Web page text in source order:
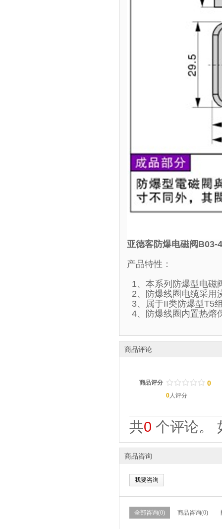
亚德客防爆电磁阀B03-
产品特性：
1、本系列防爆型电磁
2、防爆线圈电缆采用
3、属于II类防爆型T5
4、防爆线圈内置热熔
商品评论
商品评分 / / / / /
. . . . . 0
0人评分
共0 个评论。
商品咨询
我要咨询
全部咨询(0) 商品咨询(0)